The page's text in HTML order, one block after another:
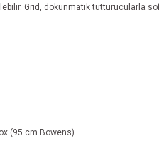
Grid, dokunmatik tutturucularla
(95 cm Bowens)